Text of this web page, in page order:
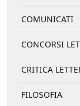
COMUNICATI
CONCORSI
CRITICA
FILOSOFIA